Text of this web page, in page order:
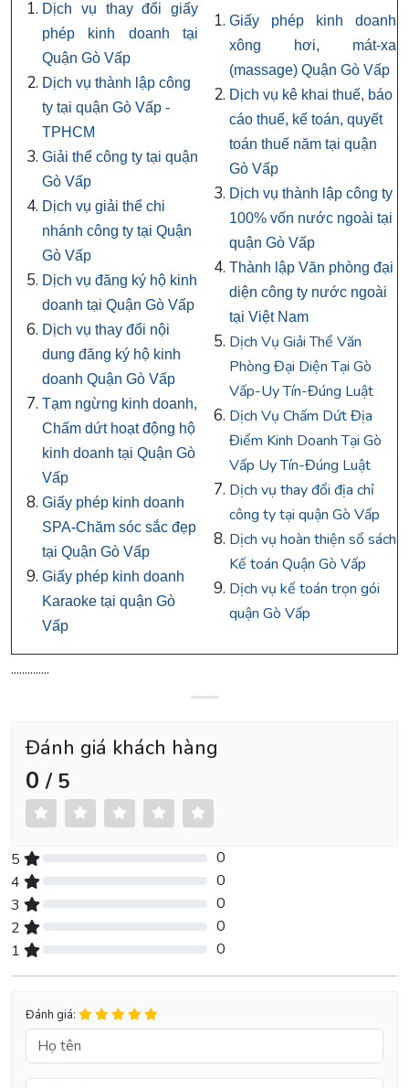
Dịch vụ thay đổi giấy
phép kinh doanh tại
Quận Gò Vấp
Dịch vụ thành lập công
ty tại quận Gò Vấp -
TPHCM
Giải thể công ty tại quận
Gò Vấp
Dịch vụ giải thể chi
nhánh công ty tại Quận
Gò Vấp
Dịch vụ đăng ký hộ kinh
doanh tại Quận Gò Vấp
Dịch vụ thay đổi nội
dung đăng ký hộ kinh
doanh Quận Gò Vấp
Tạm ngừng kinh doanh,
Chấm dứt hoạt động hộ
kinh doanh tại Quận Gò
Vấp
Giấy phép kinh doanh
SPA-Chăm sóc sắc đẹp
tại Quận Gò Vấp
Giấy phép kinh doanh
Karaoke tại quận Gò
Vấp
Giấy phép kinh doanh
xông hơi, mát-xa
(massage) Quận Gò Vấp
Dịch vụ kê khai thuế, báo
cáo thuế, kế toán, quyết
toán thuế năm tại quận
Gò Vấp
Dịch vụ thành lập công ty
100% vốn nước ngoài tại
quận Gò Vấp
Thành lập Văn phòng đại
diện công ty nước ngoài
tại Việt Nam
Dịch Vụ Giải Thể Văn
Phòng Đại Diện Tại Gò
Vấp-Uy Tín-Đúng Luật
Dịch Vụ Chấm Dứt Địa
Điểm Kinh Doanh Tại Gò
Vấp Uy Tín-Đúng Luật
Dịch vụ thay đổi địa chỉ
công ty tại quận Gò Vấp
Dịch vụ hoàn thiện sổ sách
Kế toán Quận Gò Vấp
Dịch vụ kế toán trọn gói
quận Gò Vấp
..............
Đánh giá khách hàng
0 / 5
5
0
4
0
3
0
2
0
1
0
Đánh giá: